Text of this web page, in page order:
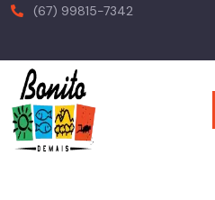
(67) 99815-7342